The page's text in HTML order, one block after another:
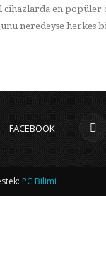
cihazlarda en popüler
neredeyse
FACEBOOK
PC Bilimi